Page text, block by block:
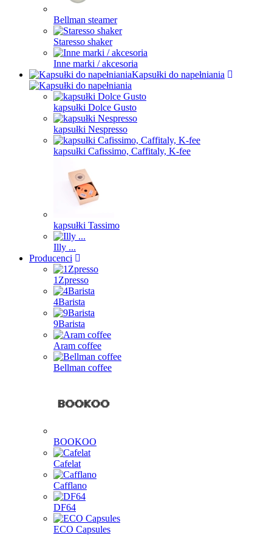
Bellman steamer
Staresso shaker
Inne marki / akcesoria
Kapsułki do napełniania
kapsułki Dolce Gusto
kapsułki Nespresso
kapsułki Cafissimo, Caffitaly, K-fee
kapsułki Tassimo
Illy ...
Producenci
1Zpresso
4Barista
9Barista
Aram coffee
Bellman coffee
BOOKOO
Cafelat
Cafflano
DF64
ECO Capsules